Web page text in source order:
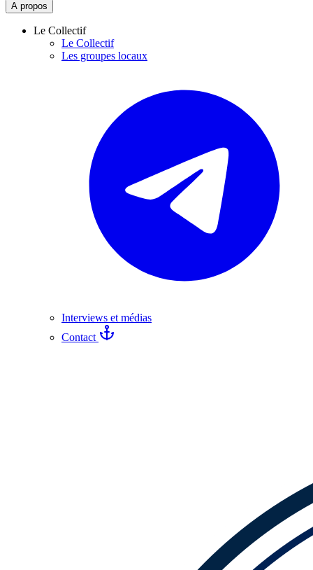
A propos
Le Collectif
Le Collectif
Les groupes locaux
Interviews et médias
Contact